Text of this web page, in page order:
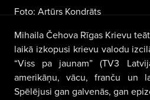
Foto: Artūrs Kondrāts
Mihaila Čehova Rīgas Krievu
laikā izkopusi krievu valodu
“Viss pa jaunam” (TV3
amerikāņu, vācu, franču un
Spēlējusi gan galvenās, gan